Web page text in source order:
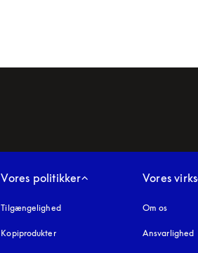
Vores politikker
Tilgængelighedåbnes under en ny fane
Kopiprodukteråbnes under en ny fane
Vores
Om os
Ansvarlighed